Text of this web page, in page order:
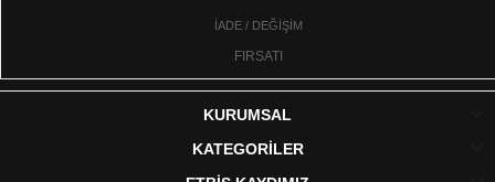
İADE / DEĞİŞİM
FIRSATI
KURUMSAL
KATEGORİLER